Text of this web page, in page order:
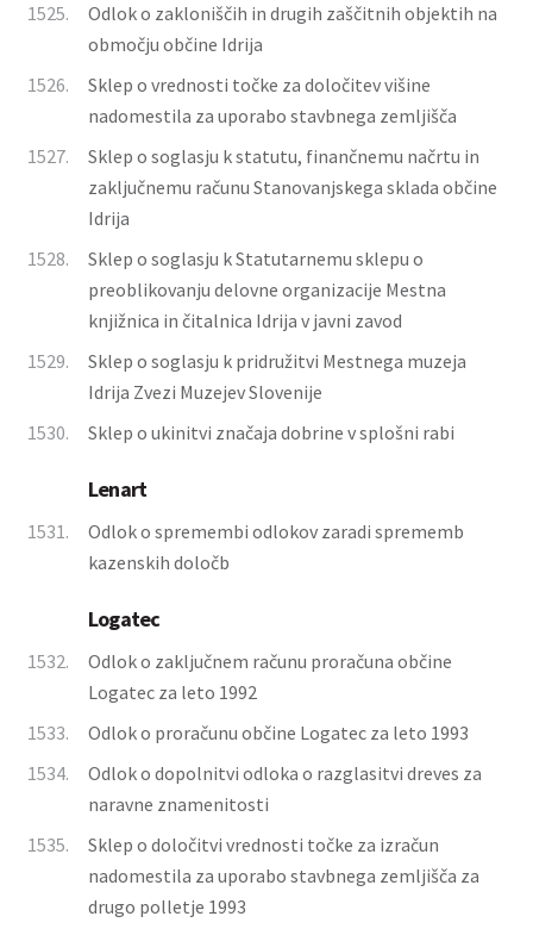
1525.
Odlok o zakloniščih in drugih zaščitnih objektih na
območju občine Idrija
1526.
Sklep o vrednosti točke za določitev višine
nadomestila za uporabo stavbnega zemljišča
1527.
Sklep o soglasju k statutu, finančnemu načrtu in
zaključnemu računu Stanovanjskega sklada občine
Idrija
1528.
Sklep o soglasju k Statutarnemu sklepu o
preoblikovanju delovne organizacije Mestna
knjižnica in čitalnica Idrija v javni zavod
1529.
Sklep o soglasju k pridružitvi Mestnega muzeja
Idrija Zvezi Muzejev Slovenije
1530.
Sklep o ukinitvi značaja dobrine v splošni rabi
Lenart
1531.
Odlok o spremembi odlokov zaradi sprememb
kazenskih določb
Logatec
1532.
Odlok o zaključnem računu proračuna občine
Logatec za leto 1992
1533.
Odlok o proračunu občine Logatec za leto 1993
1534.
Odlok o dopolnitvi odloka o razglasitvi dreves za
naravne znamenitosti
1535.
Sklep o določitvi vrednosti točke za izračun
nadomestila za uporabo stavbnega zemljišča za
drugo polletje 1993